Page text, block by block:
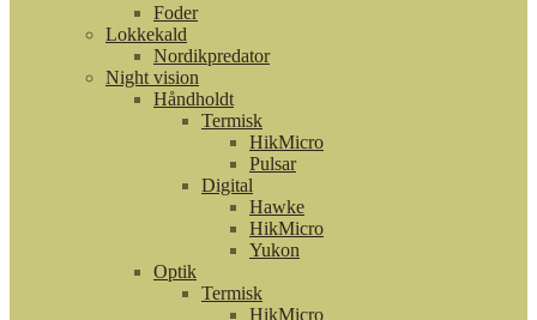
Foder
Lokkekald
Nordikpredator
Night vision
Håndholdt
Termisk
HikMicro
Pulsar
Digital
Hawke
HikMicro
Yukon
Optik
Termisk
HikMicro